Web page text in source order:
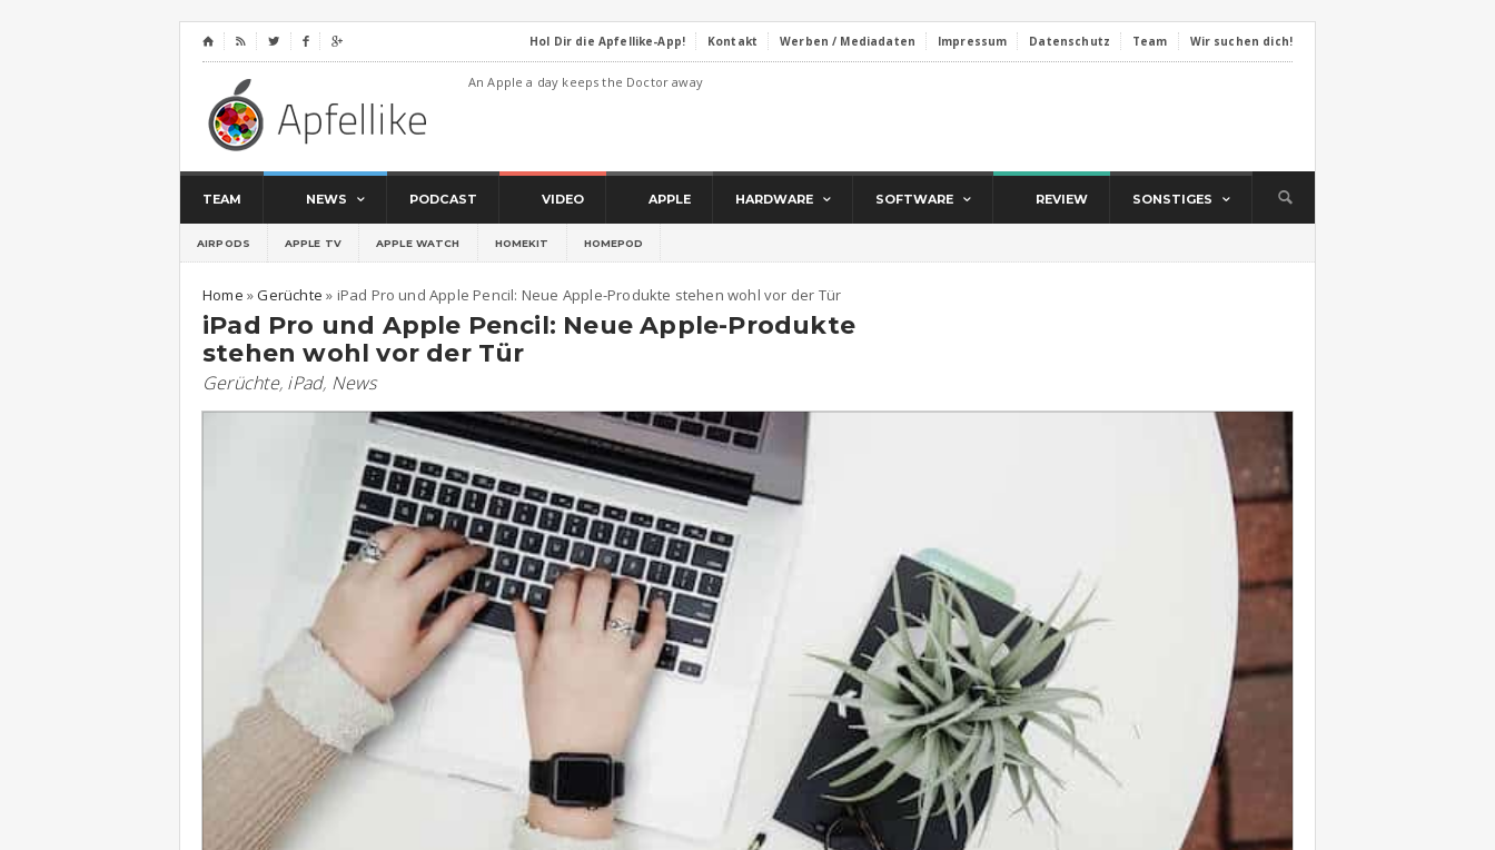
⌂     Hol Dir die Apfellike-App! Kontakt Werben / Mediadaten Impressum Datenschutz Team Wir suchen dich!
An Apple a day keeps the Doctor away
TEAM NEWS PODCAST VIDEO APPLE HARDWARE SOFTWARE REVIEW SONSTIGES
AIRPODS APPLE TV APPLE WATCH HOMEKIT HOMEPOD
Home »Gerüchte » iPad Pro und Apple Pencil: Neue Apple-Produkte stehen wohl vor der Tür
iPad Pro und Apple Pencil: Neue Apple-Produkte
stehen wohl vor der Tür
Gerüchte, iPad, News